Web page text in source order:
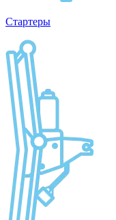
Стартеры